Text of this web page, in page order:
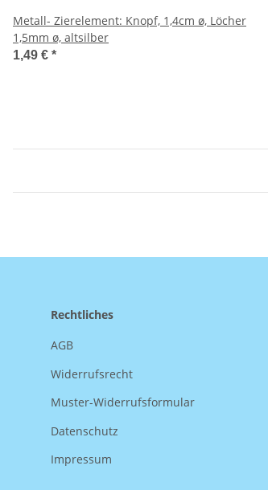
Metall- Zierelement: Knopf, 1,4cm ø, Löcher
1,5mm ø, altsilber
1,49 € *
Rechtliches
AGB
Widerrufsrecht
Muster-Widerrufsformular
Datenschutz
Impressum